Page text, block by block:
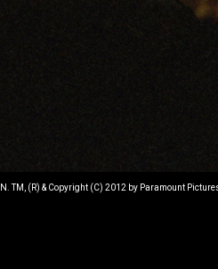
TM, (R) & Copyright (C) 2012 by Paramount